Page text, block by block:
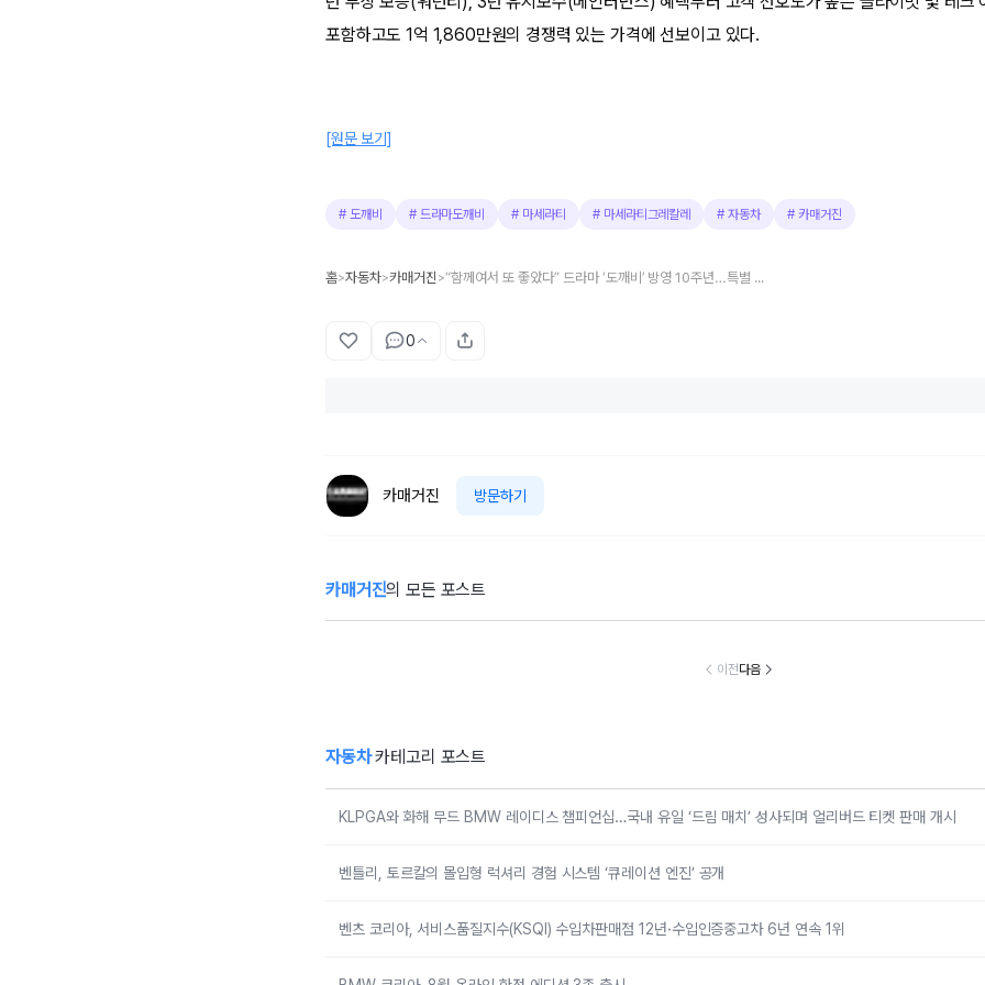
포함하고도 1억 1,860만원의 경쟁력 있는 가격에 선보이고 있다.
[원문 보기]
# 도깨비 # 드라마도깨비 # 마세라티 # 마세라티그레칼레 #자동차 # 카매거진
홈>자동차>카매거진 > “함께여서 또 좋았다” 드라마 ‘도깨비’ 방영 10주년…특별 예능에도 함께한 마세라티
0
카매거진 방문하기
카매거진의 모든 포스트
KLPGA와 화해
벤틀리, 토르칼의
벤츠 코리아, 서비
I) 수입차판매점 1
BMW 코리아, 8
디션 3종 출시
넥센타이어, ‘
이전다음
자동차카테고리 포스트
KLPGA와 화해 무드 BMW 레이디스 챔피언십…국내 유일 ‘드림 매치’ 성사되며 얼리버드 티켓 판매 개시
벤틀리, 토르칼의 몰입형 럭셔리 경험 시스템 ‘큐레이션 엔진’ 공개
벤츠 코리아, 서비스품질지수(KSQI) 수입차판매점 12년·수입인증중고차 6년 연속 1위